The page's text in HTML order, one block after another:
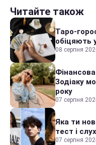
Читайте також
Таро-
обіцяють
08 серпня
Зодіаку
року
07 серпня
Яка ти
тест і
07 серпня